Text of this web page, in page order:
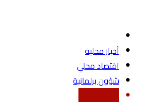
أخبار محليه
اقتصاد محلي
شؤون برلمانية